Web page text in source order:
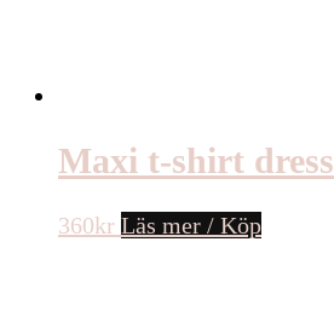
Maxi t-shirt dress
360kr Läs mer / Köp